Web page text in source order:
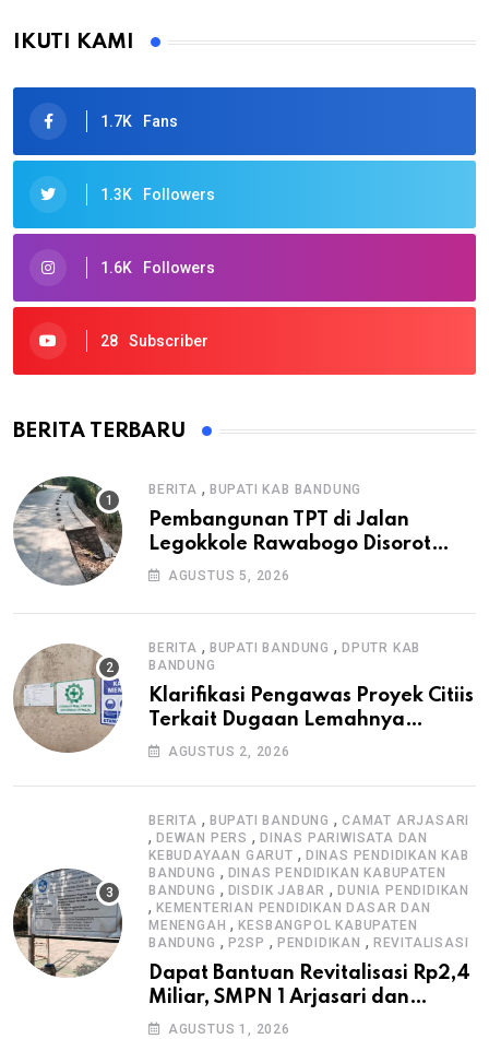
IKUTI KAMI
1.7K Fans
1.3K Followers
1.6K Followers
28 Subscriber
BERITA TERBARU
BERITA , BUPATI KAB BANDUNG
Pembangunan TPT di Jalan
Legokkole Rawabogo Disorot
Warga, Selesai Tanpa Papan
AGUSTUS 5, 2026
BERITA , BUPATI BANDUNG ,DPUTR KAB
BANDUNG
Klarifikasi Pengawas Proyek Citiis
Terkait Dugaan Lemahnya
Pengawasan K3
AGUSTUS 2, 2026
BERITA , BUPATI BANDUNG ,CAMAT ARJASARI
, DEWAN PERS , DINAS PARIWISATA DAN
KEBUDAYAAN GARUT , DINAS PENDIDIKAN KAB
BANDUNG , DINAS PENDIDIKAN KABUPATEN
BANDUNG , DISDIK JABAR ,DUNIA PENDIDIKAN
, KEMENTERIAN PENDIDIKAN DASAR DAN
MENENGAH ,KESBANGPOL KABUPATEN
BANDUNG , P2SP , PENDIDIKAN , REVITALISASI
Dapat Bantuan Revitalisasi Rp2,4
Miliar, SMPN 1 Arjasari dan
Masyarakat Sambut Antusias
AGUSTUS 1, 2026